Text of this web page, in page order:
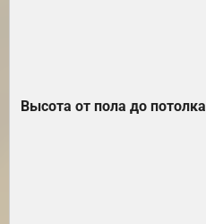
Высота от пола до потолка